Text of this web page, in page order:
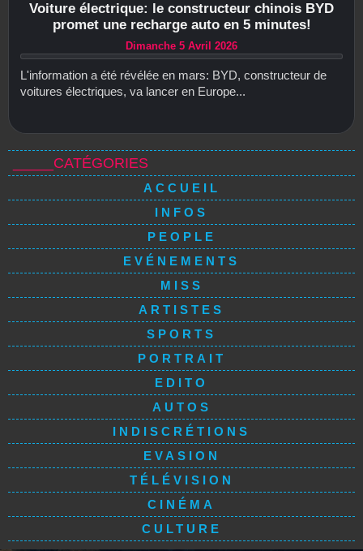
Voiture électrique: le constructeur chinois BYD
promet une recharge auto en 5 minutes!
Dimanche 5 Avril 2026
L'information a été révélée en mars: BYD, constructeur de
voitures électriques, va lancer en Europe...
_____CATÉGORIES
ACCUEIL
INFOS
PEOPLE
EVÉNEMENTS
MISS
ARTISTES
SPORTS
PORTRAIT
EDITO
AUTOS
INDISCRÉTIONS
EVASION
TÉLÉVISION
CINÉMA
CULTURE